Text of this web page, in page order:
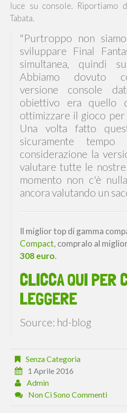
luce su console. Riportiamo
Tabata.
"Purtroppo non
sviluppare Final
simultanea, quindi
Abbiamo dovuto
versione console
obiettivo era quello
ottimizzare il gioco
Una volta fatto
sicuramente
considerazione la
valutare tutte le
momento non c'è
ancora valutando un
Il miglior top di gamma
Compact, compralo al
308 euro.
CLICCA QUI PER
LEGGERE
Source: hd-blog
Senza Categoria
1 Aprile 2016
Admin
Non Ci Sono Commenti